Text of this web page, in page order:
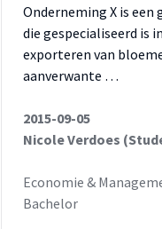
Onderneming X is
die gespecialiseerd is
exporteren van
aanverwante …
2015-09-05
Nicole Verdoes
Economie &
Bachelor